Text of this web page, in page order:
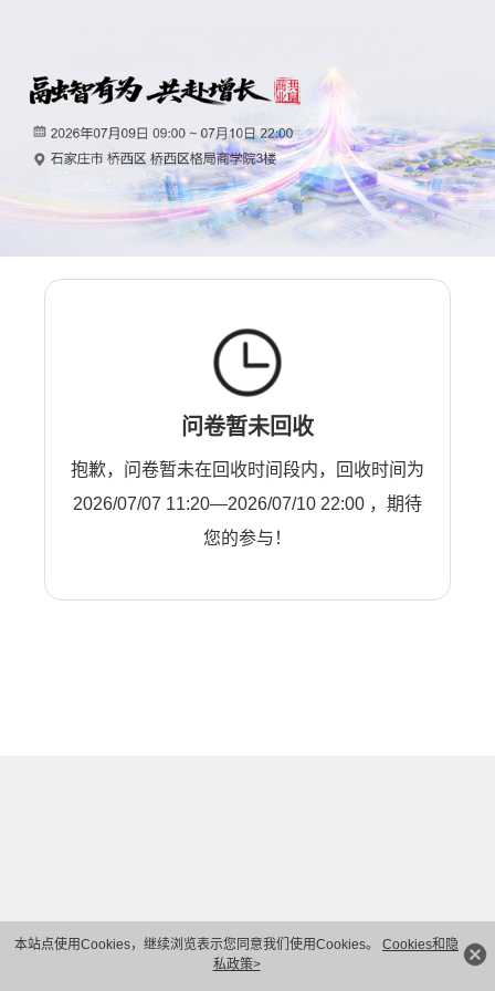
本站点使用Cookies，继续浏览表示您同意我们使用Cookies。 Cookies和隐
私政策>
问卷暂未回收
抱歉，问卷暂未在回收时间段内，回收时间为
2026/07/07 11:20—2026/07/10 22:00 ，期待
您的参与！